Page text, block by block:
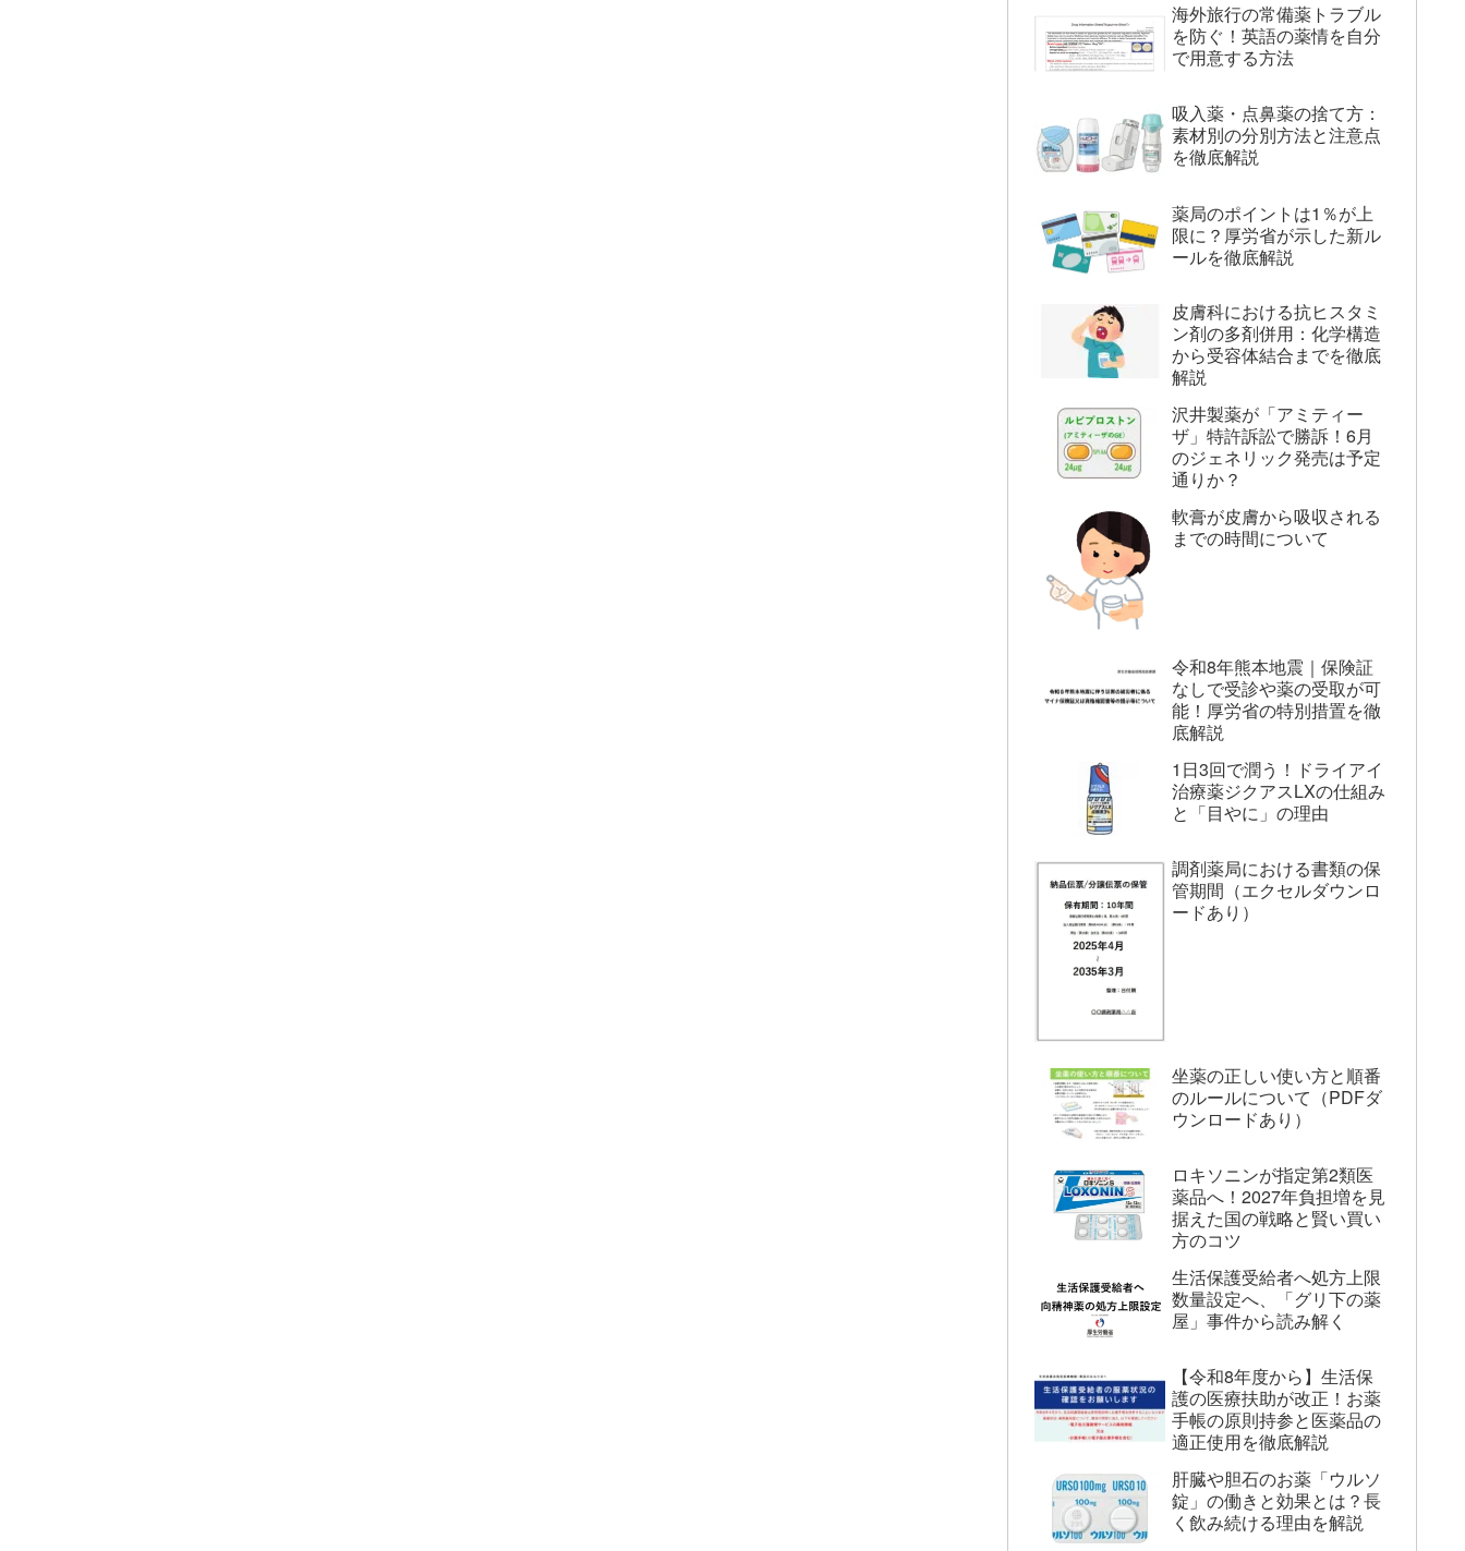
海外旅行の常備薬トラブル
を防ぐ！英語の薬情を自分
で用意する方法
吸入薬・点鼻薬の捨て方：
素材別の分別方法と注意点
を徹底解説
薬局のポイントは1％が上
限に？厚労省が示した新ル
ールを徹底解説
皮膚科における抗ヒスタミ
ン剤の多剤併用：化学構造
から受容体結合までを徹底
解説
沢井製薬が「アミティー
ザ」特許訴訟で勝訴！6月
のジェネリック発売は予定
通りか？
軟膏が皮膚から吸収される
までの時間について
令和8年熊本地震｜保険証
なしで受診や薬の受取が可
能！厚労省の特別措置を徹
底解説
1日3回で潤う！ドライアイ
治療薬ジクアスLXの仕組み
と「目やに」の理由
調剤薬局における書類の保
管期間（エクセルダウンロ
ードあり）
坐薬の正しい使い方と順番
のルールについて（PDFダ
ウンロードあり）
ロキソニンが指定第2類医
薬品へ！2027年負担増を見
据えた国の戦略と賢い買い
方のコツ
生活保護受給者へ処方上限
数量設定へ、「グリ下の薬
屋」事件から読み解く
【令和8年度から】生活保
護の医療扶助が改正！お薬
手帳の原則持参と医薬品の
適正使用を徹底解説
肝臓や胆石のお薬「ウルソ
錠」の働きと効果とは？長
く飲み続ける理由を解説